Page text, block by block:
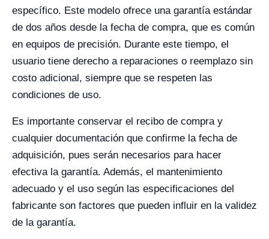
específico. Este modelo ofrece una garantía estándar
de dos años desde la fecha de compra, que es común
en equipos de precisión. Durante este tiempo, el
usuario tiene derecho a reparaciones o reemplazo sin
costo adicional, siempre que se respeten las
condiciones de uso.
Es importante conservar el recibo de compra y
cualquier documentación que confirme la fecha de
adquisición, pues serán necesarios para hacer
efectiva la garantía. Además, el mantenimiento
adecuado y el uso según las especificaciones del
fabricante son factores que pueden influir en la validez
de la garantía.